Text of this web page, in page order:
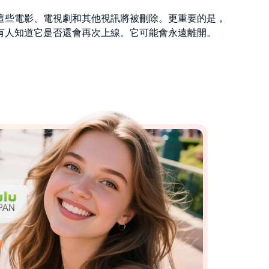
電影、電視劇和其他視訊將被刪除。更重要的是，
知道它是否還會再次上線。它可能會永遠離開。